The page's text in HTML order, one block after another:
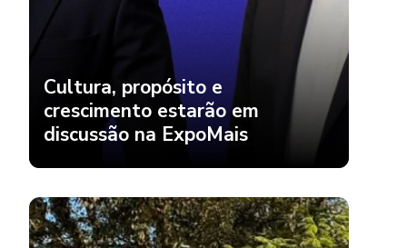
Cultura, propósito e
crescimento estarão em
discussão na ExpoMais